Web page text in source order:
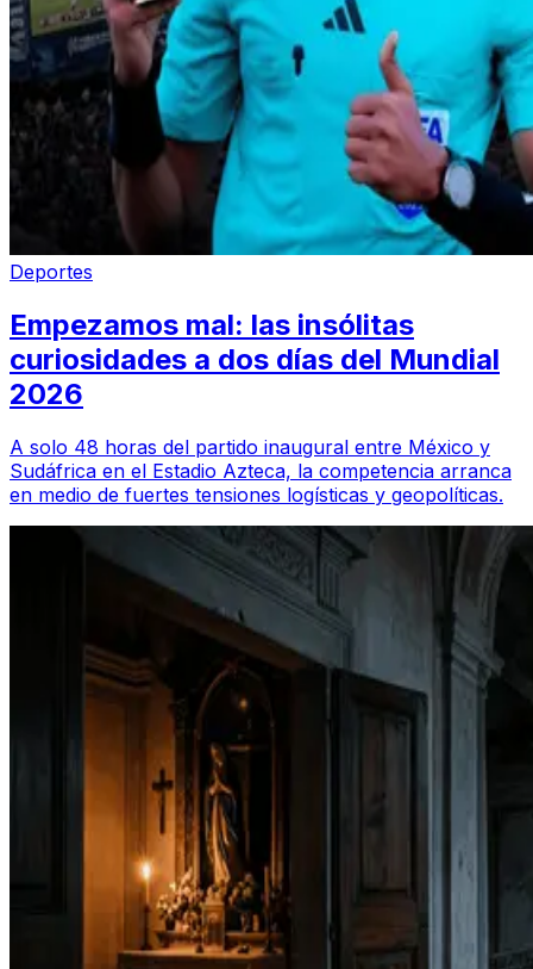
Deportes
Empezamos mal: las insólitas
curiosidades a dos días del Mundial
2026
A solo 48 horas del partido inaugural entre México y
Sudáfrica en el Estadio Azteca, la competencia arranca
en medio de fuertes tensiones logísticas y geopolíticas.